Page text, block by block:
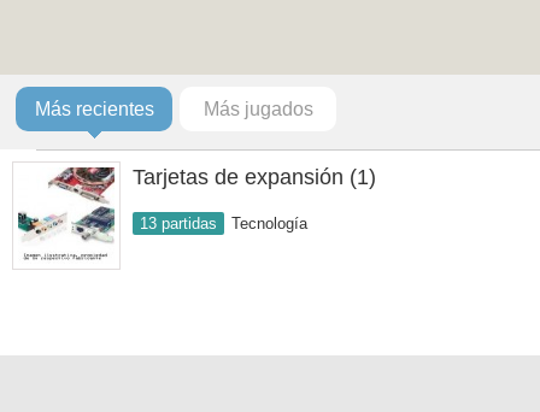
Más recientes Más jugados
Tarjetas de expansión (1)
13 partidas Tecnología